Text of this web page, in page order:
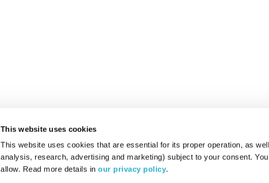
This website uses cookies
This website uses cookies that are essential for its proper operation, as
analysis, research, advertising and marketing) subject to your consent.
allow. Read more details in our privacy policy.